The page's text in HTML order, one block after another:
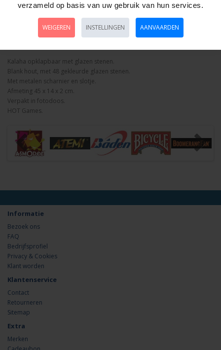
Bestellen
Omschrijving Foto hoge resolutie Details
Kalaha opklapbaar met glazen stenen.
Blank hout, met 48 gekleurde glazen stenen.
Met metalen scharnier en slotje.
Afmeting 45 x 14 x 2 cm.
Verpakt in fotodoos.
HOT Games.
Informatie
Bezoek ons
FAQ
Bedrijfsprofiel
Privacy & Cookies
Klant worden
Klantenservice
Contact
Retourneren
Sitemap
Extra
Merken
verzameld op basis van uw gebruik van hun services.
WEIGEREN INSTELLINGEN AANVAARDEN